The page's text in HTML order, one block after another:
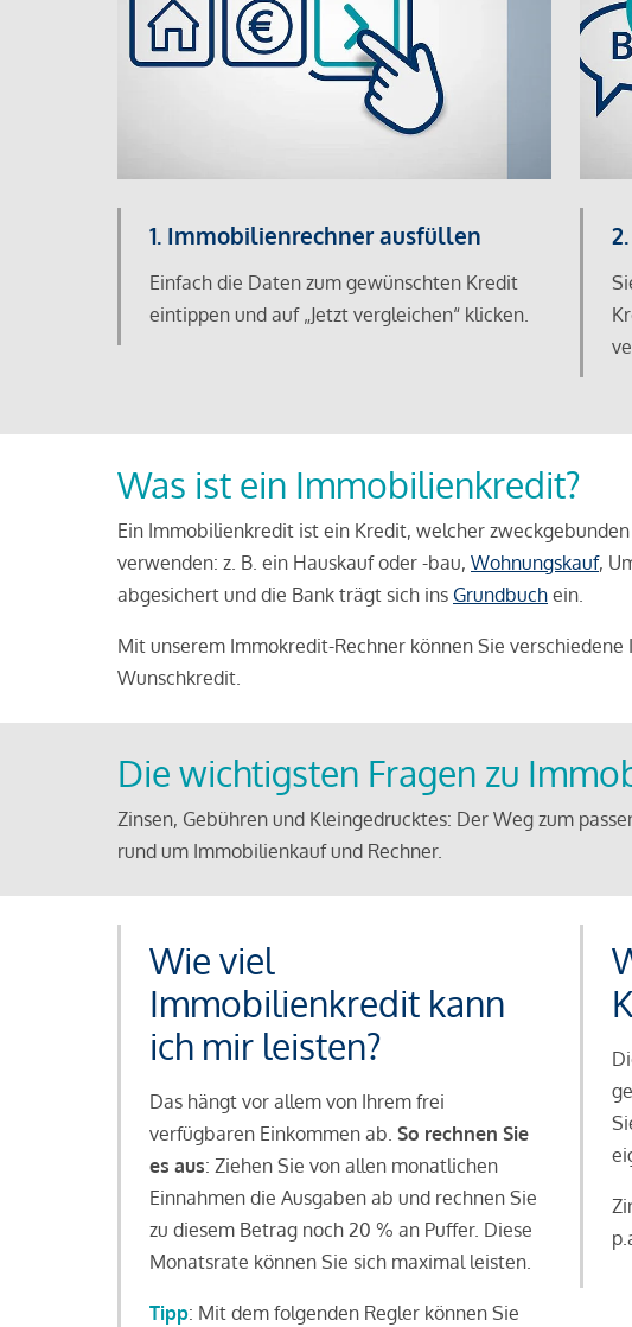
1. Immobilienrechner ausfüllen
Einfach die Daten zum gewünschten Kredit
eintippen und auf „Jetzt vergleichen“ klicken.
Was ist ein Immobilienkredit?
Ein Immobilienkredit ist ein Kredit, welcher
verwenden: z. B. ein Hauskauf oder -bau, Wohnungskauf,
abgesichert und die Bank trägt sich ins Grundbuch ein.
Mit unserem Immokredit-Rechner können Sie
Wunschkredit.
Die wichtigsten Fragen zu
Zinsen, Gebühren und Kleingedrucktes: Der Weg zum
rund um Immobilienkauf und Rechner.
Wie viel
Immobilienkredit kann
ich mir leisten?
Das hängt vor allem von Ihrem frei
verfügbaren Einkommen ab. So rechnen Sie
es aus: Ziehen Sie von allen monatlichen
Einnahmen die Ausgaben ab und rechnen Sie
zu diesem Betrag noch 20 % an Puffer. Diese
Monatsrate können Sie sich maximal leisten.
Tipp: Mit dem folgenden Regler können Sie